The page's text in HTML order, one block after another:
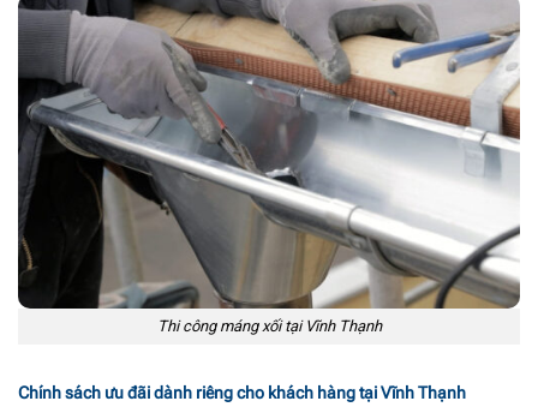
Thi công máng xối tại Vĩnh Thạnh
Chính sách ưu đãi dành riêng cho khách hàng tại Vĩnh Thạnh